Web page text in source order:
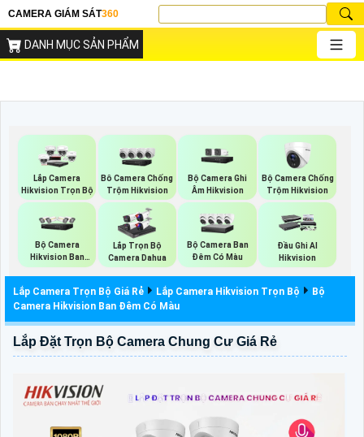
CAMERA GIÁM SÁT360
DANH MỤC SẢN PHẨM
Lắp Camera
Hikvision Trọn Bộ
Bô Camera Chống
Trộm Hikvision
Bộ Camera Ghi
Âm Hikvision
Bộ Camera Chống
Trộm Hikvision
Bộ Camera
Hikvision Ban
Đêm Có Màu
Lắp Trọn Bộ
Camera Dahua
Bộ Camera Ban
Đêm Có Màu
Đầu Ghi AI
Hikvision
Lắp Camera Trọn Bộ Giá Rẻ Lắp Camera Hikvision Trọn Bộ
Bộ
Camera Hikvision Ban Đêm Có Màu
Lắp Đặt Trọn Bộ Camera Chung Cư Giá Rẻ